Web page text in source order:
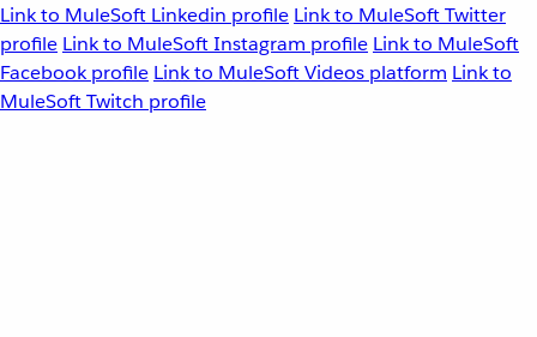
Link to MuleSoft Linkedin profile Link to MuleSoft Twitter
profile Link to MuleSoft Instagram profile Link to MuleSoft
Facebook profile Link to MuleSoft Videos platform Link to
MuleSoft Twitch profile